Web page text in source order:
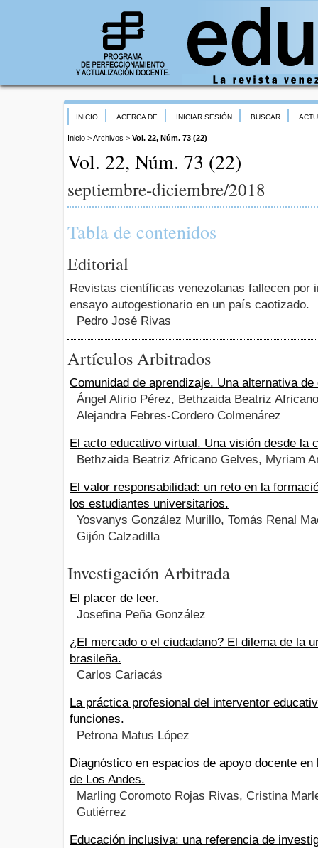
INICIO ACERCA DE INICIAR SESIÓN BUSCAR
Inicio >Archivos > Vol. 22, Núm. 73 (22)
Vol. 22, Núm. 73 (22)
septiembre-diciembre/2018
Tabla de contenidos
Editorial
Revistas científicas venezolanas fallecen por
ensayo autogestionario en un país caotizado.
Pedro José Rivas
Artículos Arbitrados
Comunidad de aprendizaje. Una alternativa de
Ángel Alirio Pérez, Bethzaida Beatriz
Alejandra Febres-Cordero Colmenárez
El acto educativo virtual. Una visión desde la
Bethzaida Beatriz Africano Gelves, Myriam
El valor responsabilidad: un reto en la
los estudiantes universitarios.
Yosvanys González Murillo, Tomás Renal
Gijón Calzadilla
Investigación Arbitrada
El placer de leer.
Josefina Peña González
¿El mercado o el ciudadano? El dilema de la
brasileña.
Carlos Cariacás
La práctica profesional del interventor
funciones.
Petrona Matus López
Diagnóstico en espacios de apoyo docente en
de Los Andes.
Marling Coromoto Rojas Rivas, Cristina
Gutiérrez
Educación inclusiva: una referencia de